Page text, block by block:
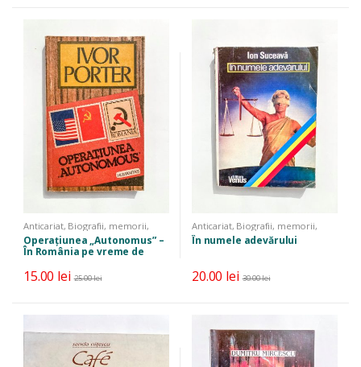
Anticariat, Biografii, memorii,
jurnale , Istorie
Operațiunea „Autonomus” –
În România pe vreme de
15.00 lei 25.00lei
Anticariat, Biografii, memorii,
jurnale Istorie
În numele adevărului
20.00 lei 30.00lei